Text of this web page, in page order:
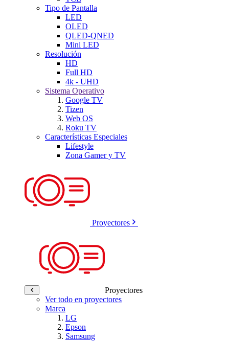
Tipo de Pantalla
LED
OLED
QLED-QNED
Mini LED
Resolución
HD
Full HD
4k - UHD
Sistema Operativo
Google TV
Tizen
Web OS
Roku TV
Características Especiales
Lifestyle
Zona Gamer y TV
Proyectores
Proyectores
Ver todo en proyectores
Marca
LG
Epson
Samsung